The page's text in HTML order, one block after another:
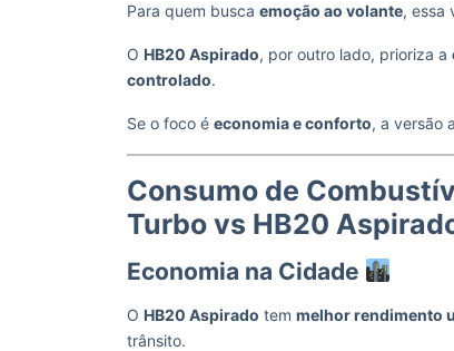
Para quem busca emoção ao volante, essa
O HB20 Aspirado, por outro lado, prioriza a
controlado.
Se o foco é economia e conforto, a versão
Consumo de
Turbo vs HB20
Economia na Cidade
O HB20 Aspirado tem melhor rendimento
trânsito.